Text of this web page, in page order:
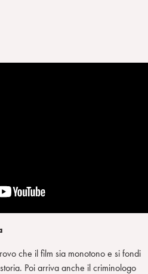
che il film sia monotono e si fondi
Poi arriva anche il criminologo